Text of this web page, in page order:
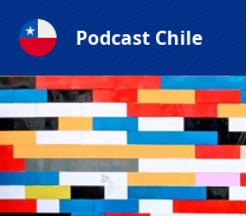
Podcast Chile